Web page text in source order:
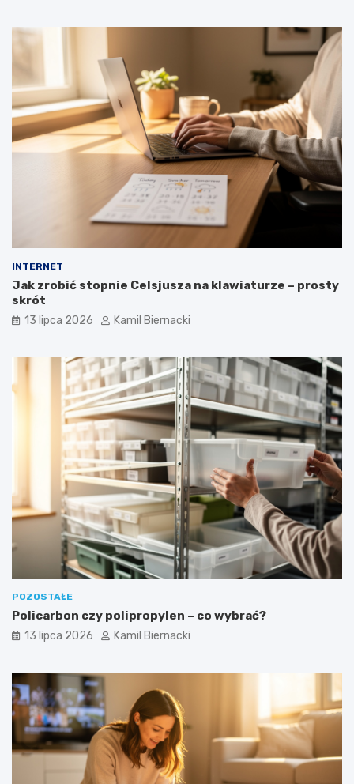
INTERNET
Jak zrobić stopnie Celsjusza na klawiaturze – prosty
skrót
13 lipca 2026 Kamil Biernacki
POZOSTAŁE
Policarbon czy polipropylen – co wybrać?
13 lipca 2026 Kamil Biernacki